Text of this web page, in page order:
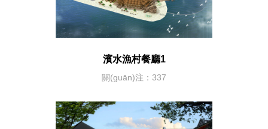
濱水漁村餐廳1
關(guān)注：337